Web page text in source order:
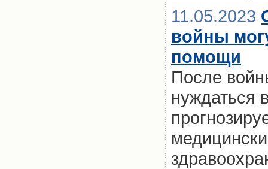
11.05.2023
войны
помощи
После
нуждаться